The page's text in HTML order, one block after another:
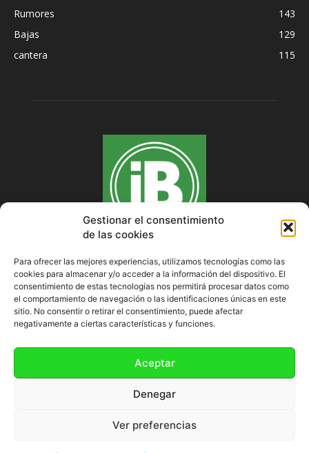
Gestionar el consentimiento
de las cookies
Para ofrecer las mejores experiencias, utilizamos tecnologías como las
cookies para almacenar y/o acceder a la información del dispositivo. El
consentimiento de estas tecnologías nos permitirá procesar datos como
el comportamiento de navegación o las identificaciones únicas en este
sitio. No consentir o retirar el consentimiento, puede afectar
negativamente a ciertas características y funciones.
Aceptar
Denegar
Ver preferencias
Rumores
143
Bajas
129
cantera
115
SOBRE NOSOTROS
Política de cookies (UE)